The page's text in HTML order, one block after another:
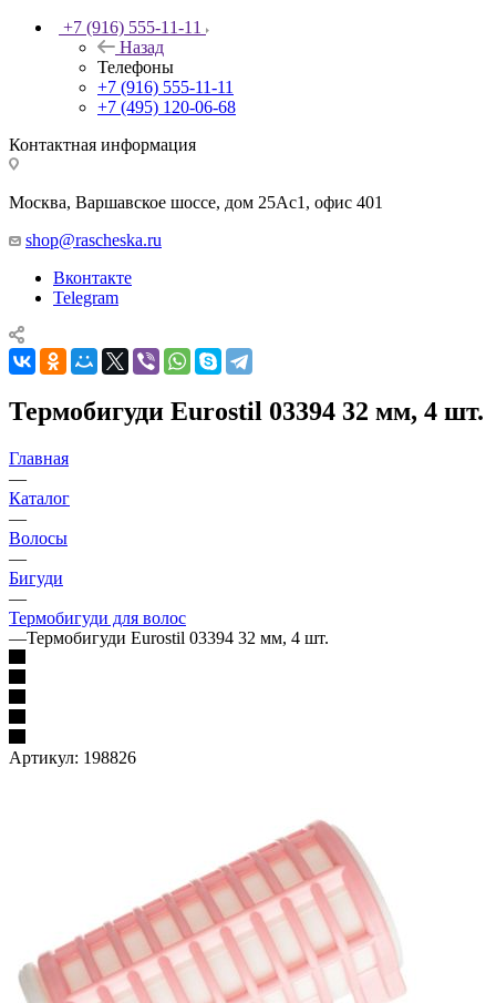
+7 (916) 555-11-11
Назад
Телефоны
+7 (916) 555-11-11
+7 (495) 120-06-68
Контактная информация
Москва, Варшавское шоссе, дом 25Аc1, офис 401
shop@rascheska.ru
Вконтакте
Telegram
Термобигуди Eurostil 03394 32 мм, 4 шт.
Главная
—
Каталог
—
Волосы
—
Бигуди
—
Термобигуди для волос
—Термобигуди Eurostil 03394 32 мм, 4 шт.
Артикул: 198826